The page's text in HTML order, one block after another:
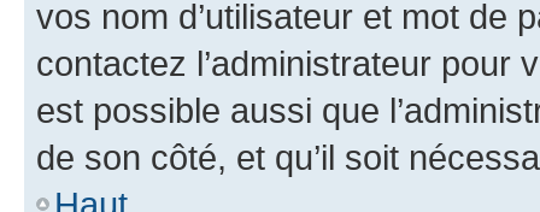
vos nom d’utilisateur et mot de
contactez l’administrateur pour
est possible aussi que
de son côté, et qu’il soit